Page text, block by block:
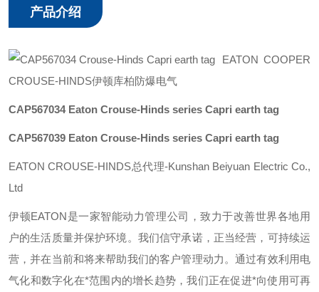
产品介绍
EATON COOPER
CROUSE-HINDS伊顿库柏防爆电气
CAP567034 Eaton Crouse-Hinds series Capri earth tag
CAP567039 Eaton Crouse-Hinds series Capri earth tag
EATON CROUSE-HINDS总代理-Kunshan Beiyuan Electric Co.,
Ltd
伊顿EATON是一家智能动力管理公司，致力于改善世界各地用
户的生活质量并保护环境。我们信守承诺，正当经营，可持续运
营，并在当前和将来帮助我们的客户管理动力。通过有效利用电
气化和数字化在*范围内的增长趋势，我们正在促进*向使用可再